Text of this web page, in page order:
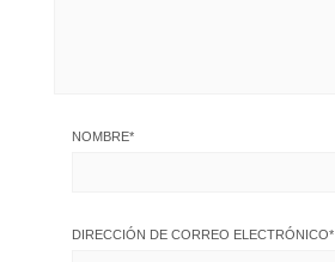
NOMBRE*
DIRECCIÓN DE CORREO ELECTRÓNICO*